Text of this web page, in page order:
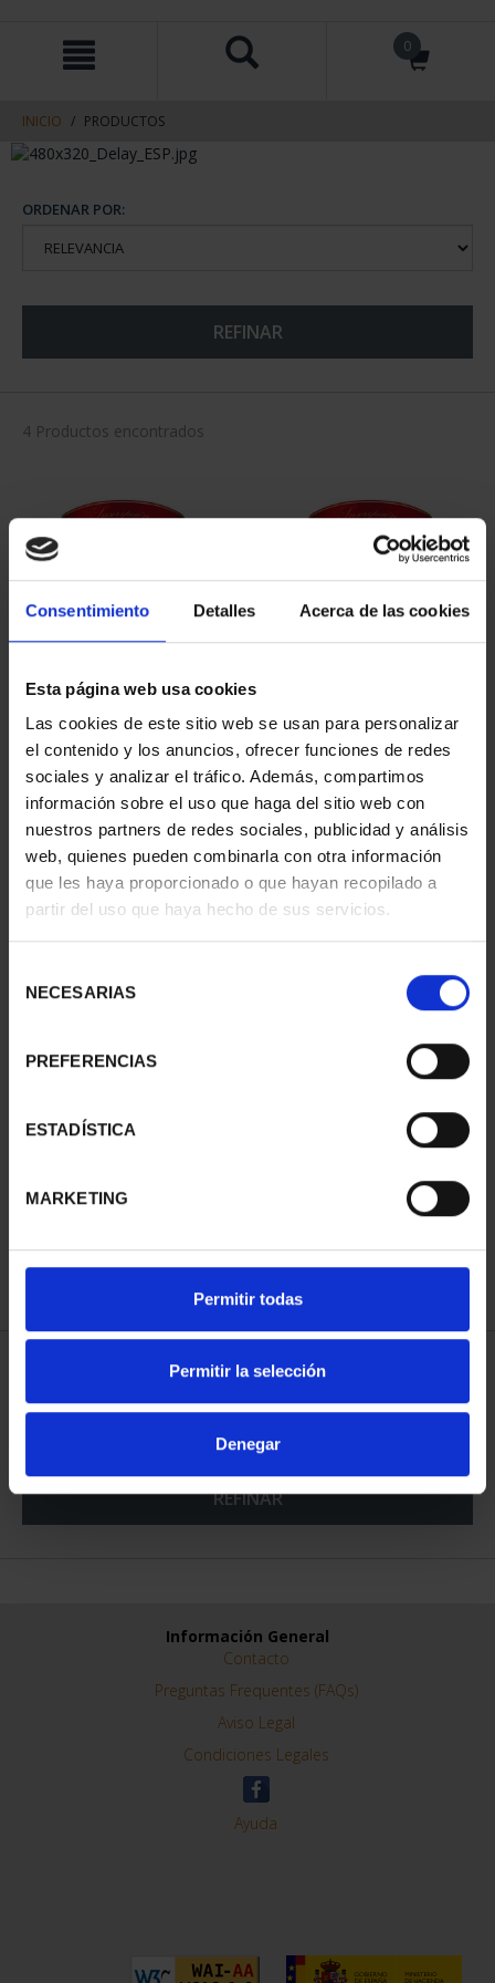
Consentimiento Detalles Acerca de las cookies
Esta página web usa cookies
Las cookies de este sitio web se usan para personalizar
el contenido y los anuncios, ofrecer funciones de redes
sociales y analizar el tráfico. Además, compartimos
información sobre el uso que haga del sitio web con
nuestros partners de redes sociales, publicidad y análisis
web, quienes pueden combinarla con otra información
que les haya proporcionado o que hayan recopilado a
partir del uso que haya hecho de sus servicios.
NECESARIAS
PREFERENCIAS
ESTADÍSTICA
MARKETING
Permitir todas
Permitir la selección
Denegar
contenido
navegacin
0
INICIO PRODUCTOS
ORDENAR POR:
REFINAR
4 Productos encontrados
SUSCRIPCIÓN
CAPITALES DE
PROVINCIA 1
949,00 €
Sólo para usuarios
registrados
SUSCRIPCIÓN
CAPITALES DE
PROVINCIA 2
949,00 €
Sólo para usuarios
registrados
SUSCRIPCIÓN
949,00 €
registrados
SUSCRIPCIÓN
CAPITALES DE
PROVINCIA 4
949,00 €
registrados
REFINAR
Información General
Contacto
Preguntas Frequentes (FAQs)
Aviso Legal
Condiciones Legales
Ayuda